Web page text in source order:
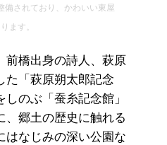
備されており、かわいい東屋
ます。
前橋出身の詩人、萩原
た「萩原朔太郎記念
のぶ「蚕糸記念館」
、郷土の歴史に触れる
はなじみの深い公園な